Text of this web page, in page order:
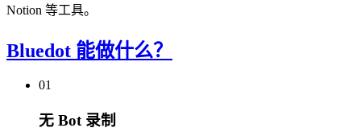
Notion 等工具。
Bluedot 能做什么？
01
无 Bot 录制